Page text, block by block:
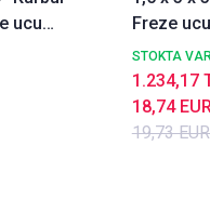
ucu
Freze
STOKTA
19,73
18,74
1.234,17